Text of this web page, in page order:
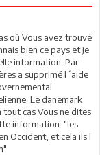
où Vous avez trouvé
bien ce pays et je
information. Par
a supprimé l´aide
Le danemark
tout cas Vous ne dites
information. "les
Occident, et cela ils l